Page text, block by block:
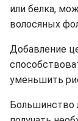
или белка,
волосяных
Добавление
уменьшить